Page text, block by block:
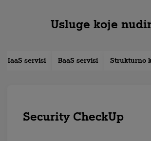
Usluge koje
IaaS servisi BaaS servisi Strukturno
Security CheckUp